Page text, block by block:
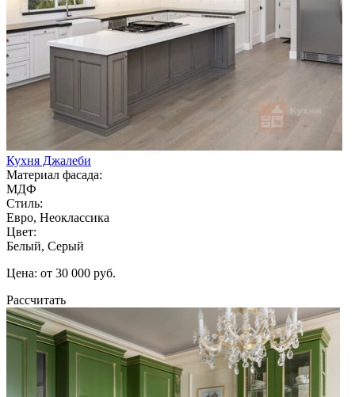
Кухня Джалеби
Материал фасада:
МДФ
Стиль:
Евро, Неоклассика
Цвет:
Белый, Серый
Цена: от 30 000 руб.
Рассчитать